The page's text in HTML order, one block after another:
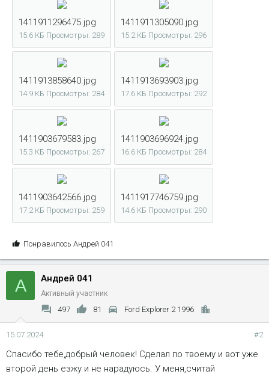
1411911296475.jpg
15.6 КБ Просмотры: 289
1411911305090.jpg
15.2 КБ Просмотры: 296
1411913858640.jpg
14.9 КБ Просмотры: 284
1411913693903.jpg
17.6 КБ Просмотры: 292
1411903679583.jpg
15.3 КБ Просмотры: 267
1411903696924.jpg
16.6 КБ Просмотры: 284
1411903642566.jpg
17.2 КБ Просмотры: 259
1411917746759.jpg
14.6 КБ Просмотры: 290
С
м
п
а
:
Понравилось Андрей 041
А Андрей 041
Активный участник
497 81 Ford Explorer 2 1996
15.07.2024 #2
Спасибо тебе,добрый человек! Сделал по твоему и вот уже
второй день езжу и не нарадуюсь. У меня,считай